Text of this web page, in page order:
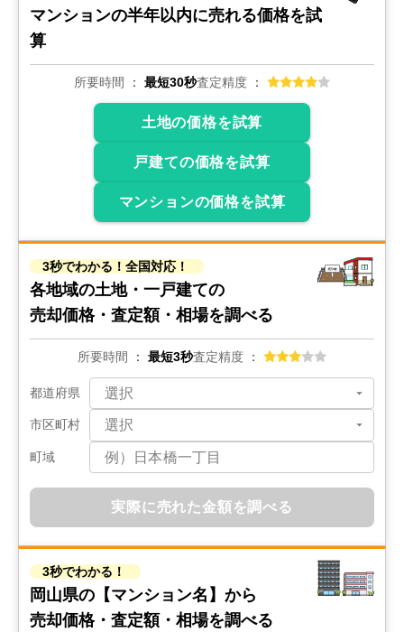
マンションの半年以内に売れる価格を試
算
所要時間 最短30秒査定精度
土地の価格を試算
戸建ての価格を試算
マンションの価格を試算
3秒でわかる！全国対応！
各地域の土地・一戸建ての
売却価格・査定額・相場を調べる
所要時間 最短3秒査定精度
都道府県
市区町村
町域
実際に売れた金額を調べる
3秒でわかる！
岡山県の 【マンション名】から
売却価格・査定額・相場を調べる